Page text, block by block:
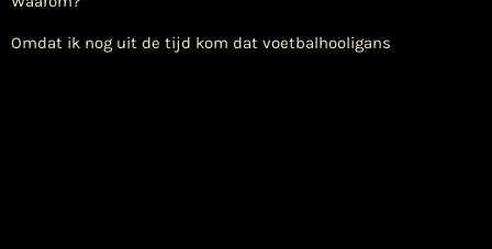
Omdat ik nog uit de tijd kom dat voetbalhooligans